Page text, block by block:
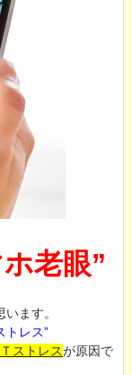
老眼”
ます。
トレス”
ストレスが原因で